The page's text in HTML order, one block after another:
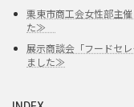
栗東市商工会女性部主
た≫
展示商談会「フードセ
ました≫